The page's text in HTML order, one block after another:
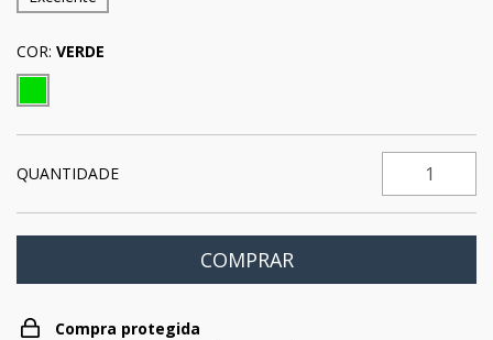
COR: VERDE
QUANTIDADE
Compra protegida